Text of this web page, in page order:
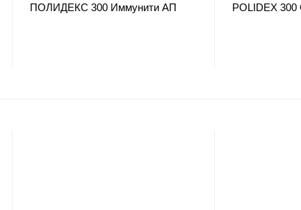
ПОЛИДЕКС 300 Иммунити АП POLIDEX